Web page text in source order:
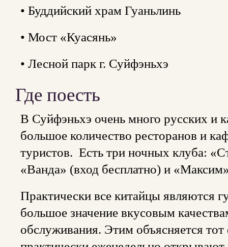
• Буддийский храм Гуаньлинь
• Мост «Куасянь»
• Лесной парк г. Суйфэньхэ
Где поесть
В Суйфэньхэ очень много русских и
большое количество ресторанов и
туристов. Есть три ночных клуба:
«Ванда» (вход бесплатно) и
Практически все китайцы являются
большое значение вкусовым
обслуживания. Этим объясняется